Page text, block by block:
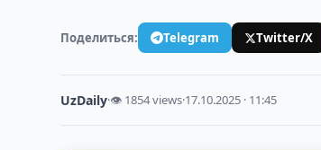
Поделиться: Telegram Twitter/X
UzDaily·👁 1854 views·17.10.2025 · 11:45